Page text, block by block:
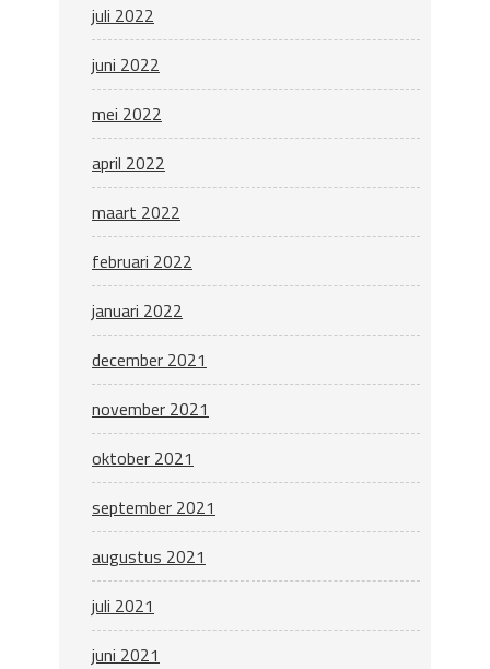
juli 2022
juni 2022
mei 2022
april 2022
maart 2022
februari 2022
januari 2022
december 2021
november 2021
oktober 2021
september 2021
augustus 2021
juli 2021
juni 2021